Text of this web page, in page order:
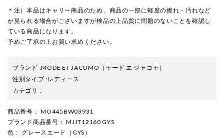
＊注）本品はキャリー商品のため、商品の一部に軽度の擦れ・汚れなど
が見られる場合がございますが検品の上品質に問題のないことを確認し
ている商品になります。
予めご了承の上お買い求めください。
ブランド :MODE ET JACOMO （モード エ ジャコモ）
性別タイプ:レディース
カテゴリ :
商品番号 ： MO445BW03931
ブランド商品番号 ： MJJT12160 GYS
色 ： グレースエード（GYS）